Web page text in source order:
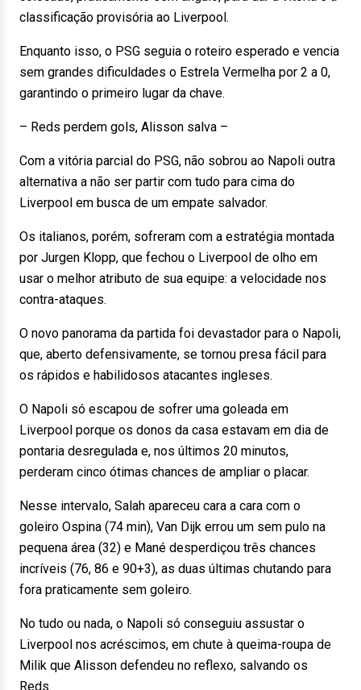
classificação provisória ao Liverpool.
Enquanto isso, o PSG seguia o roteiro esperado e vencia
sem grandes dificuldades o Estrela Vermelha por 2 a 0,
garantindo o primeiro lugar da chave.
– Reds perdem gols, Alisson salva –
Com a vitória parcial do PSG, não sobrou ao Napoli outra
alternativa a não ser partir com tudo para cima do
Liverpool em busca de um empate salvador.
Os italianos, porém, sofreram com a estratégia montada
por Jurgen Klopp, que fechou o Liverpool de olho em
usar o melhor atributo de sua equipe: a velocidade nos
contra-ataques.
O novo panorama da partida foi devastador para o Napoli,
que, aberto defensivamente, se tornou presa fácil para
os rápidos e habilidosos atacantes ingleses.
O Napoli só escapou de sofrer uma goleada em
Liverpool porque os donos da casa estavam em dia de
pontaria desregulada e, nos últimos 20 minutos,
perderam cinco ótimas chances de ampliar o placar.
Nesse intervalo, Salah apareceu cara a cara com o
goleiro Ospina (74 min), Van Dijk errou um sem pulo na
pequena área (32) e Mané desperdiçou três chances
incríveis (76, 86 e 90+3), as duas últimas chutando para
fora praticamente sem goleiro.
No tudo ou nada, o Napoli só conseguiu assustar o
Liverpool nos acréscimos, em chute à queima-roupa de
Milik que Alisson defendeu no reflexo, salvando os
Reds.